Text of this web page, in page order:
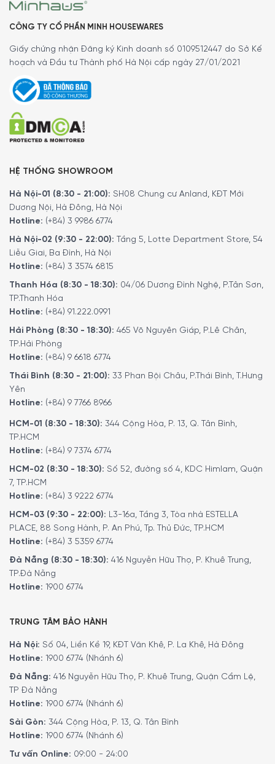
Thu gọn các bề mặt bàn phụ
Phần bề mặt bàn phụ ở phía hai bên có thể gập lại một
cách dễ dàng. Tính năng này giúp việc cất giữ thiết bị trở
nên thuận tiện, tiết kiệm không gian hơn.
Các tính năng nổi bật khác của Rösle
25530 VIDERO G3-S Vario
Không gian lưu trữ đủ cho bình gas lên đến 11 kg và phụ
kiện
Khay nhỏ giọt hứng nước và chất béo thoát ra trong
quá trình nướng và có thể tháo rời để dễ dàng vệ sinh
Thanh móc được trang bị để treo các phụ kiện nướng
như kẹp nướng hoặc dụng cụ nướng BBQ, thuận tiện
trong tầm với của người dùng khi nấu nướng.
Nhiệt kế nắp lớn (hiển thị ở ° C và ° F).
ống tích hợp đem lại sự an toàn tuyệt đối
CÔNG TY CỔ PHẦN MINH HOUSEWARES
Giấy chứng nhận Đăng ký Kinh doanh số 0109512447 do Sở Kế
hoạch và Đầu tư Thành phố Hà Nội cấp ngày 27/01/2021
HỆ THỐNG SHOWROOM
Hà Nội-01 (8:30 - 21:00): SH08 Chung cư Anland, KĐT Mới
Dương Nội, Hà Đông, Hà Nội
Hotline: (+84) 3 9986 6774
Hà Nội-02 (9:30 - 22:00): Tầng 5, Lotte Department Store, 54
Liễu Giai, Ba Đình, Hà Nội
Hotline: (+84) 3 3574 6815
Thanh Hóa (8:30 - 18:30): 04/06 Dương Đình Nghệ, P.Tân Sơn,
TP.Thanh Hóa
Hotline: (+84) 91.222.0991
Hải Phòng (8:30 - 18:30): 465 Võ Nguyên Giáp, P.Lê Chân,
TP.Hải Phòng
Hotline: (+84) 9 6618 6774
Thái Bình (8:30 - 21:00): 33 Phan Bội Châu, P.Thái Bình, T.Hưng
Yên
Hotline: (+84) 9 7766 8966
HCM-01 (8:30 - 18:30): 344 Cộng Hòa, P. 13, Q. Tân Bình,
TP.HCM
Hotline: (+84) 9 7374 6774
HCM-02 (8:30 - 18:30): Số 52, đường số 4, KDC Himlam, Quận
7, TP.HCM
Hotline: (+84) 3 9222 6774
HCM-03 (9:30 - 22:00): L3-16a, Tầng 3, Tòa nhà ESTELLA
PLACE, 88 Song Hành, P. An Phú, Tp. Thủ Đức, TP.HCM
Hotline: (+84) 3 5359 6774
Đà Nẵng (8:30 - 18:30): 416 Nguyễn Hữu Thọ, P. Khuê Trung,
TP.Đà Nẵng
Hotline: 1900 6774
TRUNG TÂM BẢO HÀNH
Hà Nội: Số 04, Liền Kề 19, KĐT Văn Khê, P. La Khê, Hà Đông
Hotline: 1900 6774 (Nhánh 6)
Đà Nẵng: 416 Nguyễn Hữu Thọ, P. Khuê Trung, Quận Cẩm Lệ,
TP Đà Nẵng
Hotline: 1900 6774 (Nhánh 6)
Sài Gòn: 344 Cộng Hòa, P. 13, Q. Tân Bình
Hotline: 1900 6774 (Nhánh 6)
Tư vấn Online: 09:00 - 24:00